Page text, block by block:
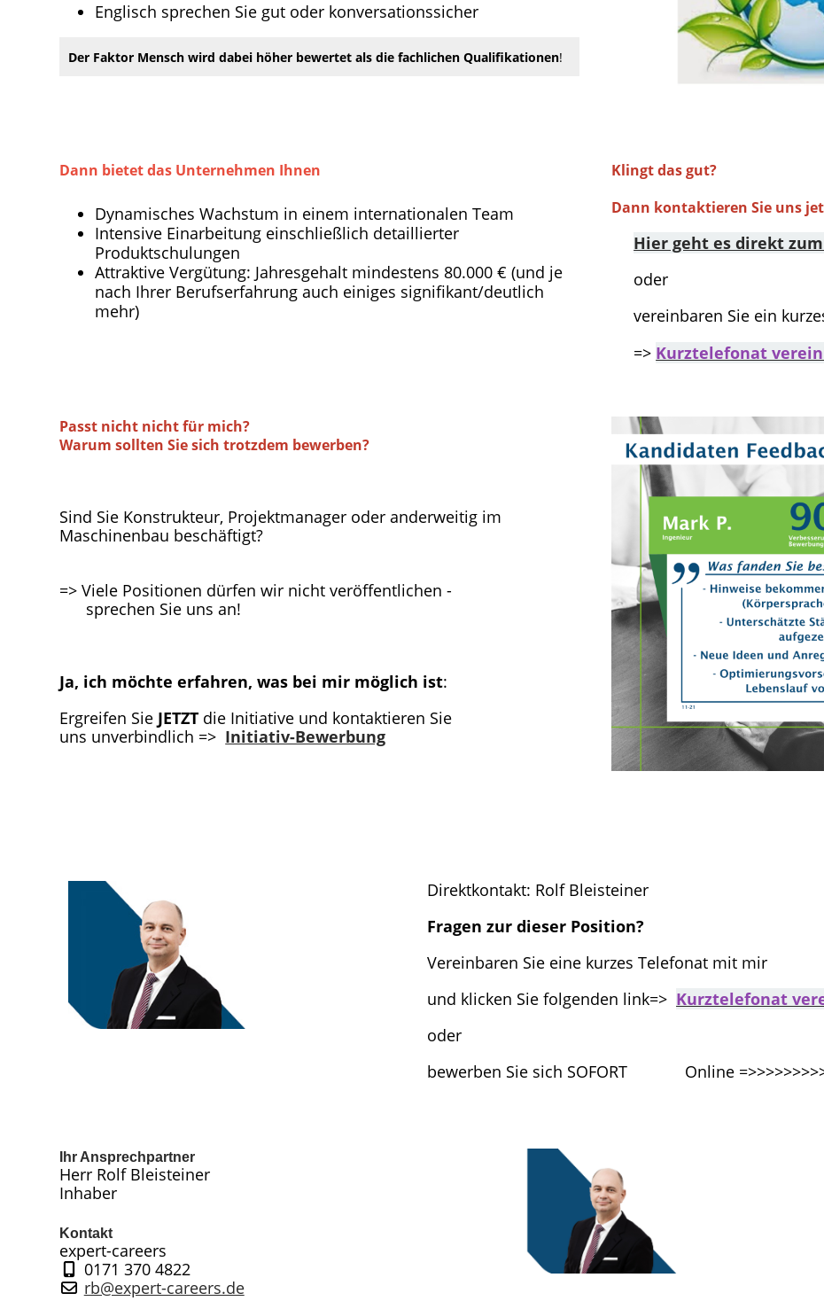
Englisch sprechen Sie gut oder konversationssicher
Der Faktor Mensch wird dabei höher bewertet als die fachlichen Qualifikationen!
Dann bietet das Unternehmen Ihnen
Dynamisches Wachstum in einem internationalen Team
Intensive Einarbeitung einschließlich detaillierter
Produktschulungen
Attraktive Vergütung: Jahresgehalt mindestens 80.000 € (und je
nach Ihrer Berufserfahrung auch einiges signifikant/deutlich
mehr)
Klingt das gut?
Dann kontaktieren Sie uns
Hier geht es direkt
oder
vereinbaren Sie ein
=> Kurztelefonat
Passt nicht nicht für mich?
Warum sollten Sie sich trotzdem bewerben?
Sind Sie Konstrukteur, Projektmanager oder anderweitig im
Maschinenbau beschäftigt?
=> Viele Positionen dürfen wir nicht veröffentlichen -
sprechen Sie uns an!
Ja, ich möchte erfahren, was bei mir möglich ist:
Ergreifen Sie JETZT die Initiative und kontaktieren Sie
uns unverbindlich => Initiativ-Bewerbung
Direktkontakt: Rolf Bleisteiner
Fragen zur dieser Position?
Vereinbaren Sie eine kurzes Telefonat mit mir
und klicken Sie folgenden link=> Kurztelefonat
oder
bewerben Sie sich SOFORT Online
Ihr Ansprechpartner
Herr Rolf Bleisteiner
Inhaber
Kontakt
expert-careers
0171 370 4822
rb@expert-careers.de